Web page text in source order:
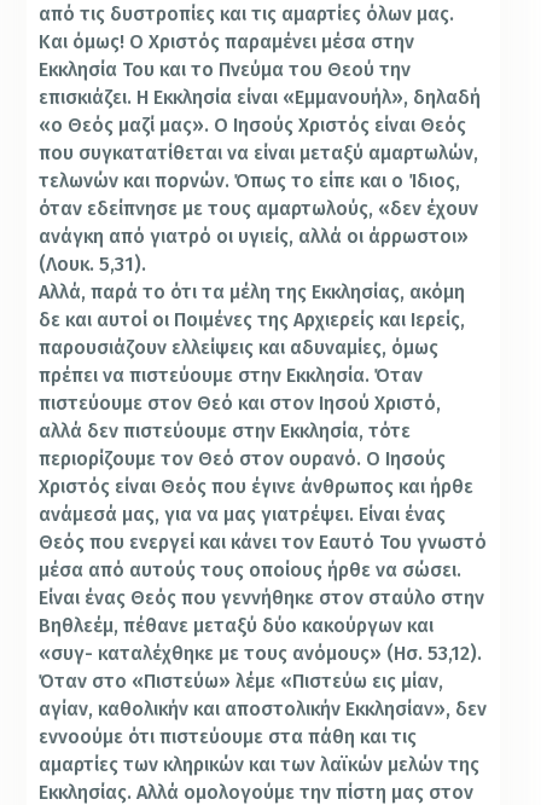
από τις δυστροπίες και τις αμαρτίες όλων μας.
Και όμως! Ο Χριστός παραμένει μέσα στην
Εκκλησία Του και το Πνεύμα του Θεού την
επισκιάζει. Η Εκκλησία είναι «Εμμανουήλ», δηλαδή
«ο Θεός μαζί μας». Ο Ιησούς Χριστός είναι Θεός
που συγκατατίθεται να είναι μεταξύ αμαρτωλών,
τελωνών και πορνών. Όπως το είπε και ο Ίδιος,
όταν εδείπνησε με τους αμαρτωλούς, «δεν έχουν
ανάγκη από γιατρό οι υγιείς, αλλά οι άρρωστοι»
(Λουκ. 5,31).
Αλλά, παρά το ότι τα μέλη της Εκκλησίας, ακόμη
δε και αυτοί οι Ποιμένες της Αρχιερείς και Ιερείς,
παρουσιάζουν ελλείψεις και αδυναμίες, όμως
πρέπει να πιστεύουμε στην Εκκλησία. Όταν
πιστεύουμε στον Θεό και στον Ιησού Χριστό,
αλλά δεν πιστεύουμε στην Εκκλησία, τότε
περιορίζουμε τον Θεό στον ουρανό. Ο Ιησούς
Χριστός είναι Θεός που έγινε άνθρωπος και ήρθε
ανάμεσά μας, για να μας γιατρέψει. Είναι ένας
Θεός που ενεργεί και κάνει τον Εαυτό Του γνωστό
μέσα από αυτούς τους οποίους ήρθε να σώσει.
Είναι ένας Θεός που γεννήθηκε στον σταύλο στην
Βηθλεέμ, πέθανε μεταξύ δύο κακούργων και
«συγ- καταλέχθηκε με τους ανόμους» (Ησ. 53,12).
Όταν στο «Πιστεύω» λέμε «Πιστεύω εις μίαν,
αγίαν, καθολικήν και αποστολικήν Εκκλησίαν», δεν
εννοούμε ότι πιστεύουμε στα πάθη και τις
αμαρτίες των κληρικών και των λαϊκών μελών της
Εκκλησίας. Αλλά ομολογούμε την πίστη μας στον